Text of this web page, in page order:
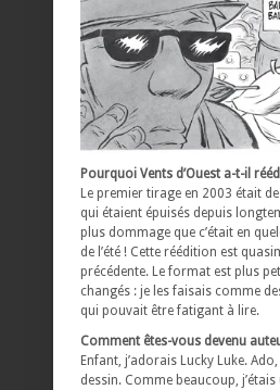
Pourquoi Vents d’Ouest a-t-il
Le premier tirage en 2003 était
qui étaient épuisés depuis
plus dommage que c’était en
de l’été ! Cette réédition est
précédente. Le format est plus
changés : je les faisais comme
qui pouvait être fatigant à lire.
Comment êtes-vous devenu
Enfant, j’adorais Lucky Luke.
dessin. Comme beaucoup,